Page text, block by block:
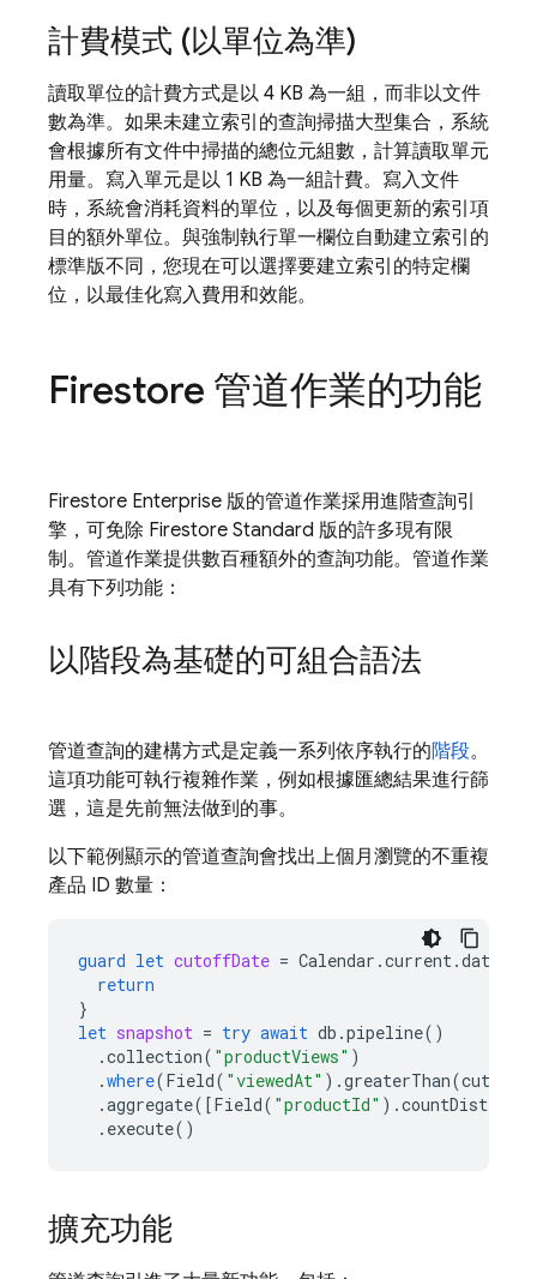
計費模式 (以單位為準)
讀取單位的計費方式是以 4 KB 為一組，而非以文件
數為準。如果未建立索引的查詢掃描大型集合，系統
會根據所有文件中掃描的總位元組數，計算讀取單元
用量。寫入單元是以 1 KB 為一組計費。寫入文件
時，系統會消耗資料的單位，以及每個更新的索引項
目的額外單位。與強制執行單一欄位自動建立索引的
標準版不同，您現在可以選擇要建立索引的特定欄
位，以最佳化寫入費用和效能。
Firestore 管道作業的功能
Firestore Enterprise 版的管道作業採用進階查詢引
擎，可免除 Firestore Standard 版的許多現有限
制。管道作業提供數百種額外的查詢功能。管道作業
具有下列功能：
以階段為基礎的可組合語法
管道查詢的建構方式是定義一系列依序執行的階段。
這項功能可執行複雜作業，例如根據匯總結果進行篩
選，這是先前無法做到的事。
以下範例顯示的管道查詢會找出上個月瀏覽的不重複
產品 ID 數量：
guard let cutoffDate = Calendar .current.date
return
}
let snapshot = try await db .pipeline()
.collection( "productViews" )
.where(Field( "viewedAt" ).greaterThan(
.aggregate([Field( "productId" ).countDistinct
. execute()
擴充功能